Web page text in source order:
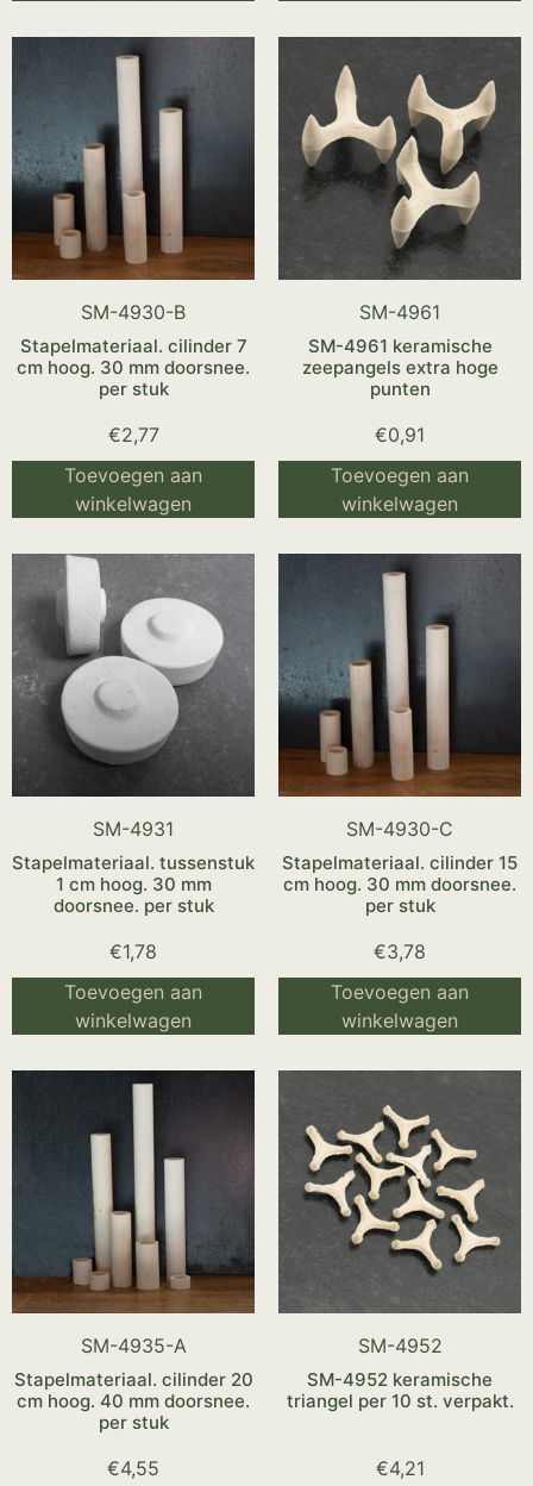
SM-4930-B
Stapelmateriaal. cilinder 7
cm hoog. 30 mm doorsnee.
per stuk
€2,77
Toevoegen aan
winkelwagen
SM-4961
SM-4961 keramische
zeepangels extra hoge
punten
€0,91
Toevoegen aan
winkelwagen
SM-4931
Stapelmateriaal. tussenstuk
1 cm hoog. 30 mm
doorsnee. per stuk
€1,78
Toevoegen aan
winkelwagen
SM-4930-C
Stapelmateriaal. cilinder 15
cm hoog. 30 mm doorsnee.
per stuk
€3,78
Toevoegen aan
winkelwagen
SM-4935-A
Stapelmateriaal. cilinder 20
cm hoog. 40 mm doorsnee.
per stuk
€4,55
SM-4952
SM-4952 keramische
triangel per 10 st. verpakt.
€4,21